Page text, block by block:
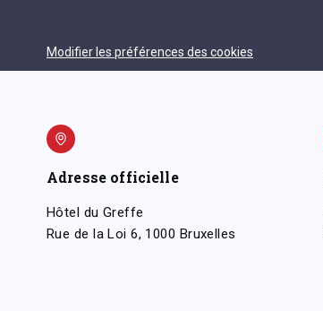
Modifier les préférences des cookies
Adresse officielle
Hôtel du Greffe
Rue de la Loi 6, 1000 Bruxelles